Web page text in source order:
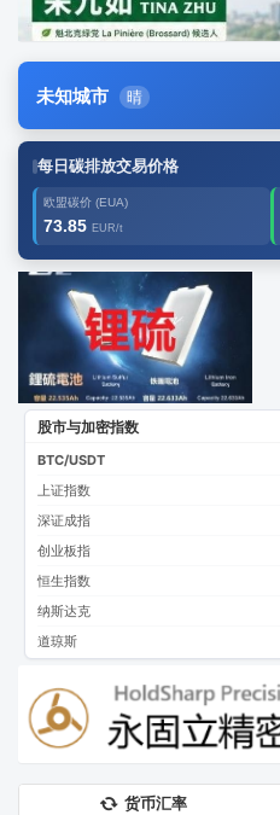
未知城市 晴
每日碳排放交易价格
欧盟碳价 (EUA)
73.85 EUR/t
广告2
股市与加密指数
BTC/USDT
上证指数
深证成指
创业板指
恒生指数
纳斯达克
道琼斯
货币汇率